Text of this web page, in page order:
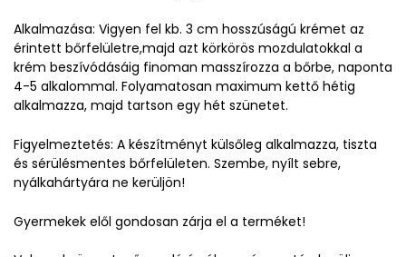
Alkalmazása: Vigyen fel kb. 3 cm hosszúságú krémet az
érintett bőrfelületre,majd azt körkörös mozdulatokkal a
krém beszívódásáig finoman masszírozza a bőrbe, naponta
4-5 alkalommal. Folyamatosan maximum kettő hétig
alkalmazza, majd tartson egy hét szünetet.
Figyelmeztetés: A készítményt külsőleg alkalmazza, tiszta
és sérülésmentes bőrfelületen. Szembe, nyílt sebre,
nyálkahártyára ne kerüljön!
Gyermekek elől gondosan zárja el a terméket!